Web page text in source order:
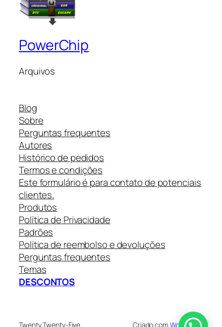
PowerChip
Arquivos
Blog
Sobre
Perguntas frequentes
Autores
Histórico de pedidos
Termos e condições
Este formulário é para contato de potenciais
clientes.
Produtos
Política de Privacidade
Padrões
Política de reembolso e devoluções
Perguntas frequentes
Temas
DESCONTOS
Twenty Twenty-Five Criado com WordPress